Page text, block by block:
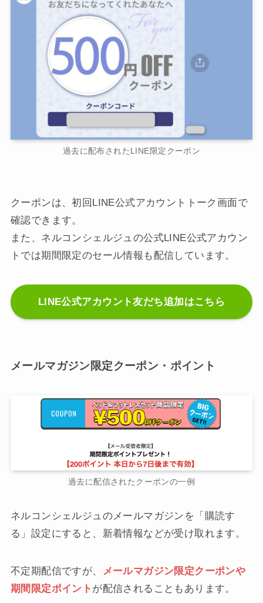
過去に配布されたLINE限定クーポン
クーポンは、初回LINE公式アカウントトーク画面で
確認できます。
また、ネルコンシェルジュの公式LINE公式アカウン
トでは期間限定のセール情報も配信しています。
LINE公式アカウント友だち追加はこちら
メールマガジン限定クーポン・ポイント
過去に配信されたクーポンの一例
ネルコンシェルジュのメールマガジンを「購読す
る」設定にすると、新着情報などが受け取れます。
不定期配信ですが、 メールマガジン限定クーポンや
期間限定ポイント が配信されることもあります。